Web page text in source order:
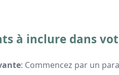
à inclure dans
: Commencez par un